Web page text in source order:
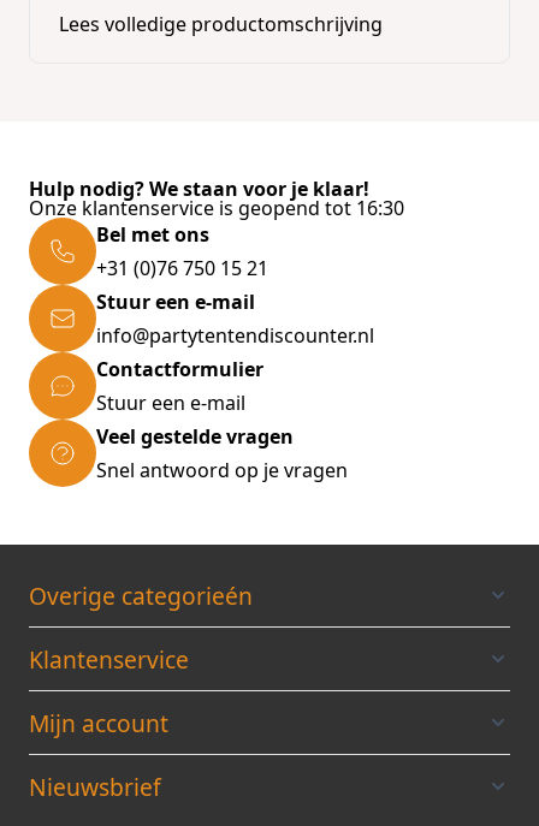
Lees volledige productomschrijving
Hulp nodig? We staan voor je klaar!
Onze klantenservice is geopend tot 16:30
Bel met ons
+31 (0)76 750 15 21
Stuur een e-mail
info@partytentendiscounter.nl
Contactformulier
Stuur een e-mail
Veel gestelde vragen
Snel antwoord op je vragen
Overige categorieén
Klantenservice
Mijn account
Nieuwsbrief